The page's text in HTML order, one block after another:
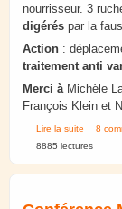
nourrisseur. 3
digérés par la
Action :
traitement anti
Merci à Michèle
François Klein et
Lire la suite de8
8885 lectures